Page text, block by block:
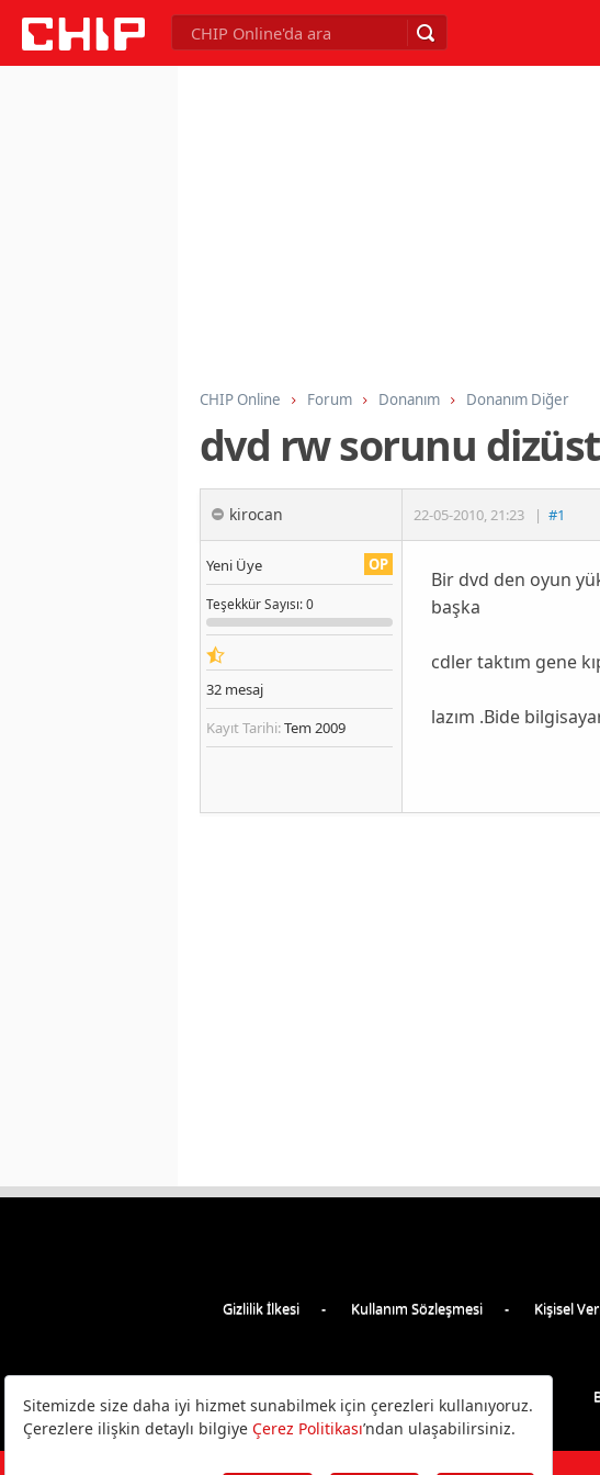
CHIP Online Forum Donanım Donanım Diğer
dvd rw sorunu
kirocan 22-05-2010,21:23 | #1
OP
Yeni Üye
TeşekkürSayısı: 0
32 mesaj
Kayıt Tarihi:Tem 2009
Bir dvd den oyun
başka
cdler taktım gene
lazım .Bide
Gizlilik İlkesi Kullanım Sözleşmesi Kişisel